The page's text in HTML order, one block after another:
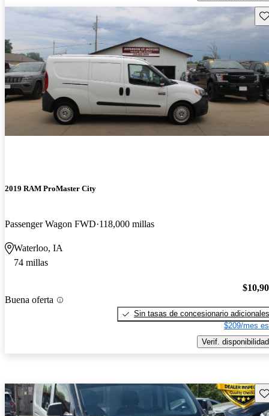
2019 RAM ProMaster City
Passenger Wagon FWD 118,000 millas
Waterloo, IA
74 millas
Buena oferta
Sin tasas de concesionario adicionales
$209/mes
Verif. disponibilidad